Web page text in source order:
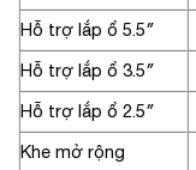
Hỗ trợ lắp ổ 5.5″
Hỗ trợ lắp ổ 3.5″
Hỗ trợ lắp ổ 2.5″
Khe mở rộng